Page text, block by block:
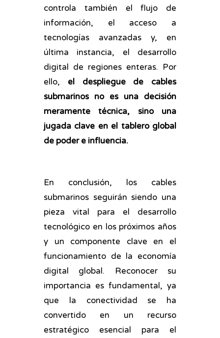
controla también el flujo de
información, el acceso a
tecnologías avanzadas y, en
última instancia, el desarrollo
digital de regiones enteras. Por
ello, el despliegue de cables
submarinos no es una decisión
meramente técnica, sino una
jugada clave en el tablero global
de poder e influencia.
En conclusión, los cables
submarinos seguirán siendo una
pieza vital para el desarrollo
tecnológico en los próximos años
y un componente clave en el
funcionamiento de la economía
digital global. Reconocer su
importancia es fundamental, ya
que la conectividad se ha
convertido en un recurso
estratégico esencial para el